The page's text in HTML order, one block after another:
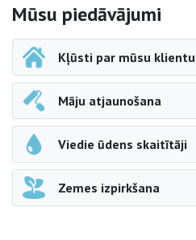
Sāna navigācija
Mūsu piedāvājumi
Kļūsti par mūsu klientu
Māju atjaunošana
Viedie ūdens skaitītāji
Zemes izpirkšana